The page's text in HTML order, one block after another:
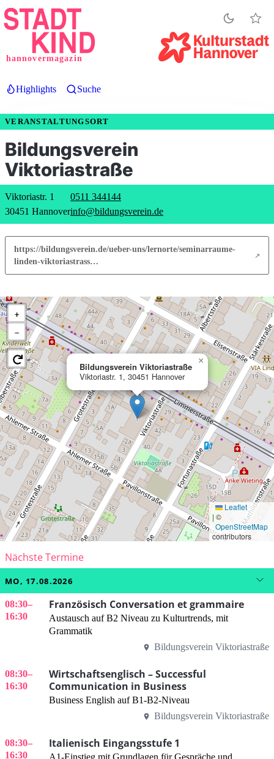
Direkt
zum
hannovermagazin
Highlights Suche
VERANSTALTUNGSORT
Bildungsverein
Viktoriastraße
Viktoriastr. 1
30451 Hannover
0511 344144
info@bildungsverein.de
https://bildungsverein.de/ueber-uns/lernorte/seminarraume-
linden-viktoriastrass…
Bildungsverein Viktoriastraße
Viktoriastr. 1, 30451 Hannover
×
+
−
Leaflet
| ©
OpenStreetMap
contributors
Nächste Termine
MO, 17.08.2026
08:30–
16:30
Französisch Conversation et grammaire
Austausch auf B2 Niveau zu Kulturtrends, mit
Grammatik
Bildungsverein Viktoriastraße
08:30–
16:30
Wirtschaftsenglisch – Successful
Communication in Business
Business English auf B1-B2-Niveau
Bildungsverein Viktoriastraße
08:30–
16:30
Italienisch Eingangsstufe 1